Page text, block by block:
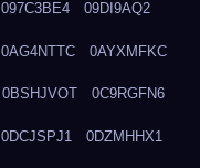
097C3BE4 09DI9AQ2
0AG4NTTC 0AYXMFKC
0BSHJVOT 0C9RGFN6
0DCJSPJ1 0DZMHHX1